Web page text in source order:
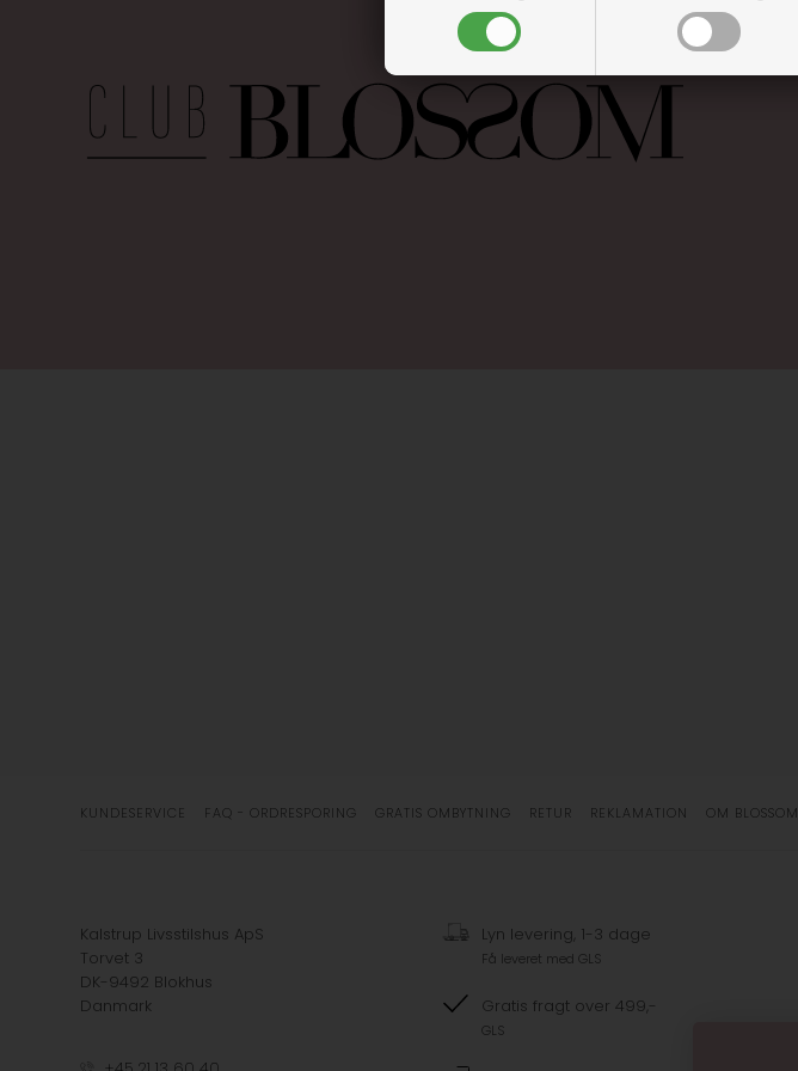
KUNDESERVICE FAQ - ORDRESPORING GRATIS OMBYTNING RETUR REKLAMATION OM BLOSSOM
Kalstrup Livsstilshus ApS
Torvet 3
DK-9492 Blokhus
Danmark
Lyn levering, 1-3 dage
Få leveret med GLS
Gratis fragt over 499,-
GLS